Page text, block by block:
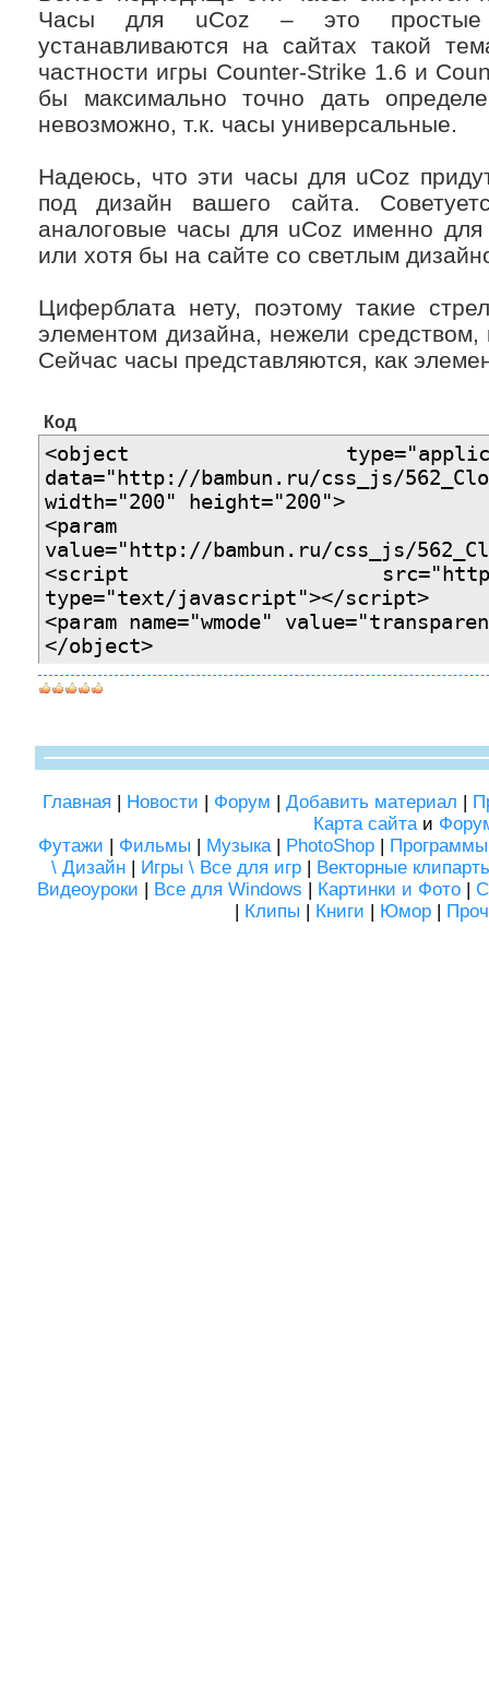
z-index:1000;
}
/
Часы для uCoz – это простые
устанавливаются на сайтах такой
частности игры Counter-Strike 1.6 и
бы максимально точно дать
невозможно, т.к. часы универсальные.
Надеюсь, что эти часы для uCoz
под дизайн вашего сайта.
аналоговые часы для uCoz именно
или хотя бы на сайте со светлым
Циферблата нету, поэтому такие
элементом дизайна, нежели средством,
Сейчас часы представляются, как
Код
<object type="application/
data="http://bambun.ru/css_js/
width="200" height="200">
<param
value="http://bambun.ru/css_js/
<script src="http://
type="text/javascript"></script>
<param name="wmode"
</object>
Главная | Новости | Форум | Добавить материал |
Карта сайтаи
Футажи | Фильмы | Музыка| PhotoShop | Программы
\ Дизайн | Игры \ Все для игр | Векторные
Видеоуроки | Все для Windows | Картинки и Фото|
| Клипы | Книги | Юмор |